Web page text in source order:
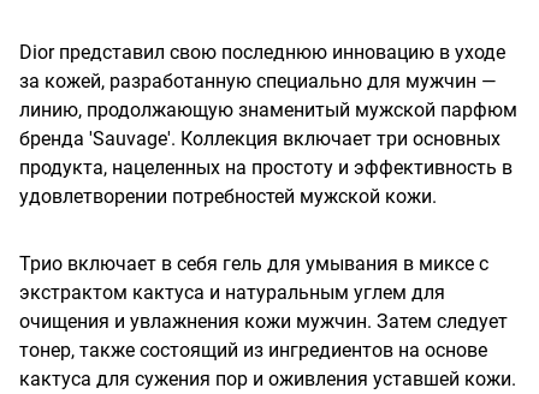
Dior представил свою последнюю инновацию в уходе
за кожей, разработанную специально для мужчин —
линию, продолжающую знаменитый мужской парфюм
бренда 'Sauvage'. Коллекция включает три основных
продукта, нацеленных на простоту и эффективность в
удовлетворении потребностей мужской кожи.
Трио включает в себя гель для умывания в миксе с
экстрактом кактуса и натуральным углем для
очищения и увлажнения кожи мужчин. Затем следует
тонер, также состоящий из ингредиентов на основе
кактуса для сужения пор и оживления уставшей кожи.